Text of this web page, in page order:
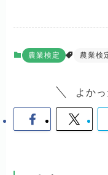
農業検定 農業検
よか